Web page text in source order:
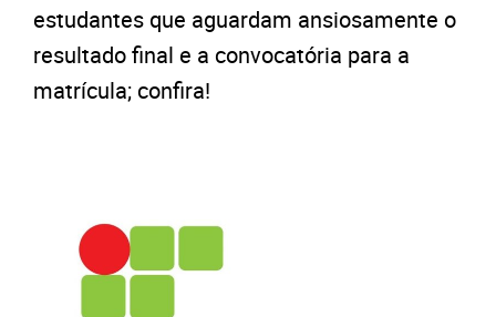
estudantes que aguardam ansiosamente o
resultado final e a convocatória para a
matrícula; confira!